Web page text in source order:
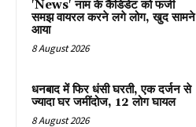
'News' नाम के कैंडिडेट को फर्जी
समझ वायरल करने लगे लोग, खुद सामने
आया
8 August 2026
धनबाद में फिर धंसी घरती, एक दर्जन से
ज्यादा घर जमींदोज, 12 लोग घायल
8 August 2026